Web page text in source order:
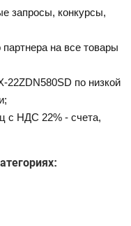
запросы, конкурсы,
на все товары
22ZDN580SD по низкой
с НДС 22% - счета,